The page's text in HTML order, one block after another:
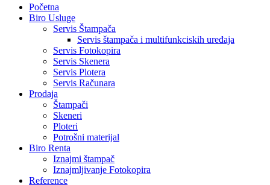
Close
Menu
Početna
Biro Usluge
Servis Štampača
Servis štampača i multifunkciskih uređaja
Servis Fotokopira
Servis Skenera
Servis Plotera
Servis Računara
Prodaja
Štampači
Skeneri
Ploteri
Potrošni materijal
Biro Renta
Iznajmi štampač
Iznajmljivanje Fotokopira
Reference